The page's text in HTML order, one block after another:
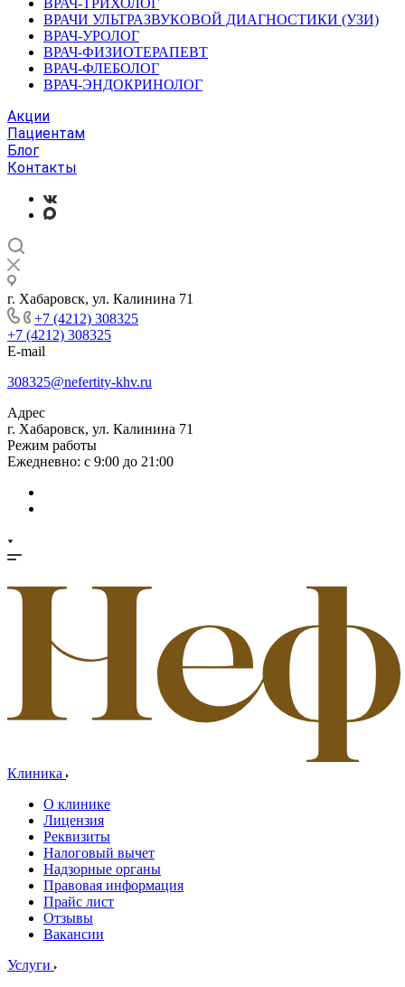
ВРАЧ-ТРИХОЛОГ
ВРАЧИ УЛЬТРАЗВУКОВОЙ ДИАГНОСТИКИ (УЗИ)
ВРАЧ-УРОЛОГ
ВРАЧ-ФИЗИОТЕРАПЕВТ
ВРАЧ-ФЛЕБОЛОГ
ВРАЧ-ЭНДОКРИНОЛОГ
Акции
Пациентам
Блог
Контакты
г. Хабаровск, ул. Калинина 71
+7 (4212) 308325
+7 (4212) 308325
E-mail
308325@nefertity-khv.ru
Адрес
г. Хабаровск, ул. Калинина 71
Режим работы
Ежедневно: с 9:00 до 21:00
Клиника
О клинике
Лицензия
Реквизиты
Налоговый вычет
Надзорные органы
Правовая информация
Прайс лист
Отзывы
Вакансии
Услуги